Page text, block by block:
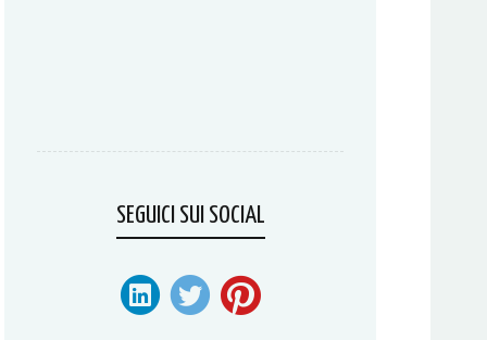
SEGUICI SUI SOCIAL